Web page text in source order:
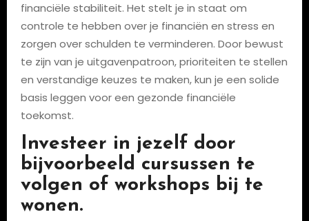
financiële stabiliteit. Het stelt je in staat om
controle te hebben over je financiën en stress en
zorgen over schulden te verminderen. Door bewust
te zijn van je uitgavenpatroon, prioriteiten te stellen
en verstandige keuzes te maken, kun je een solide
basis leggen voor een gezonde financiële
toekomst.
Investeer in jezelf door
bijvoorbeeld cursussen te
volgen of workshops bij te
wonen.